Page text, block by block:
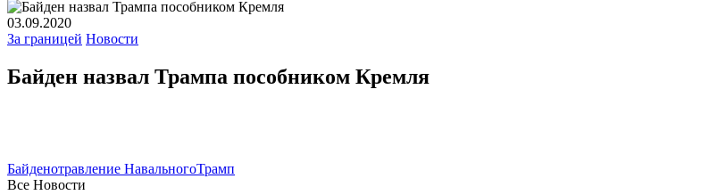
03.09.2020
За границей Новости
Байден назвал Трампа пособником Кремля
Байденотравление НавальногоТрамп
Все Новости